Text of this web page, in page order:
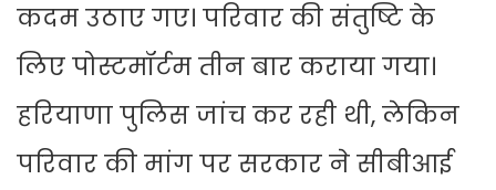
कदम उठाए गए। परिवार की संतुष्टि के
लिए पोस्टमॉर्टम तीन बार कराया गया।
हरियाणा पुलिस जांच कर रही थी, लेकिन
परिवार की मांग पर सरकार ने सीबीआई